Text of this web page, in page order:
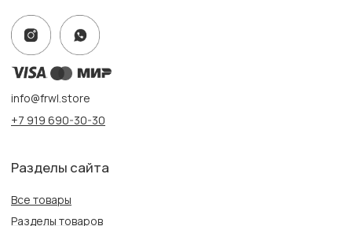
Информация
Политика конфиденциальности
Публичная оферта
Создание сайта